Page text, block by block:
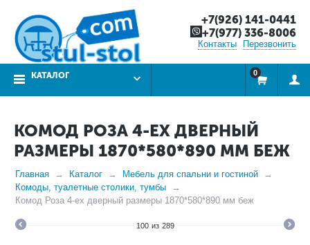
+7(926) 141-0441
+7(977) 336-8006
Контакты Перезвонить
КАТАЛОГ 0
КОМОД РОЗА 4-ЕХ ДВЕРНЫЙ
РАЗМЕРЫ 1870*580*890 ММ БЕЖ
Главная Каталог
Мебель для спальни и гостиной
Комоды, туалетные столики, тумбы
Комод Роза 4-ех дверный размеры 1870*580*890 мм беж
100 из 289